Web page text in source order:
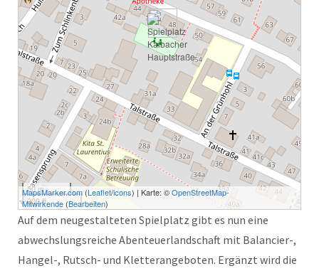
50 m
200 ft
MapsMarker.com(Leaflet/icons) | Karte: ©OpenStreetMap-
Mitwirkende (Bearbeiten)
Auf dem neugestalteten Spielplatz gibt es nun eine
abwechslungsreiche Abenteuerlandschaft mit Balancier-,
Hangel-, Rutsch- und Kletterangeboten. Ergänzt wird die